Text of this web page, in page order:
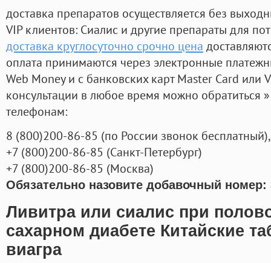
доставка препаратов осуществляется без
VIP клиентов: Сиалис и другие препараты для
доставка круглосуточно срочно цена
оплата принимаются через электронные
Web Money и с банковских карт Master Card или
консультации в любое время можно обратиться
телефонам:
8 (800)200-86-85 (по России звонок бесплатный),
+7 (800)200-86-85 (Санкт-Петербург)
+7 (800)200-86-85 (Москва)
Обязательно назовите добавочный номер:
Ливитра или сиалис при
сахарном диабете Китайские
виагра